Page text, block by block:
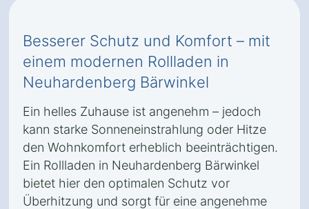
Besserer Schutz und Komfort – mit
einem modernen Rollladen in
Neuhardenberg Bärwinkel
Ein helles Zuhause ist angenehm – jedoch
kann starke Sonneneinstrahlung oder Hitze
den Wohnkomfort erheblich beeinträchtigen.
Ein Rollladen in Neuhardenberg Bärwinkel
bietet hier den optimalen Schutz vor
Überhitzung und sorgt für eine angenehme